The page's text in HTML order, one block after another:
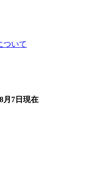
ついて
月7日 現在